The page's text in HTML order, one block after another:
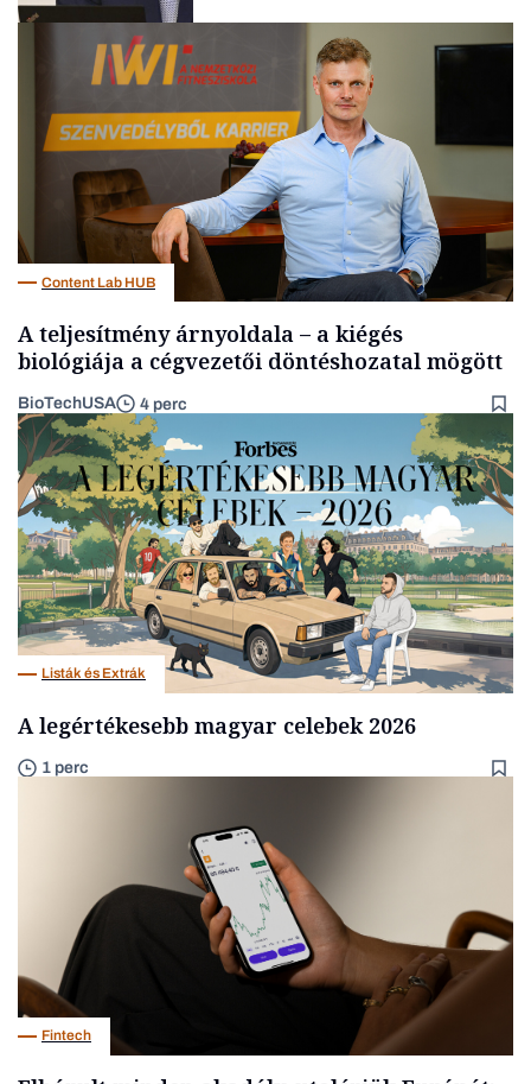
Befektetés
Content Lab HUB
A teljesítmény árnyoldala – a kiégés
biológiája a cégvezetői döntéshozatal mögött
BioTechUSA 4 perc
Listák és Extrák
A legértékesebb magyar celebek 2026
1 perc
Fintech